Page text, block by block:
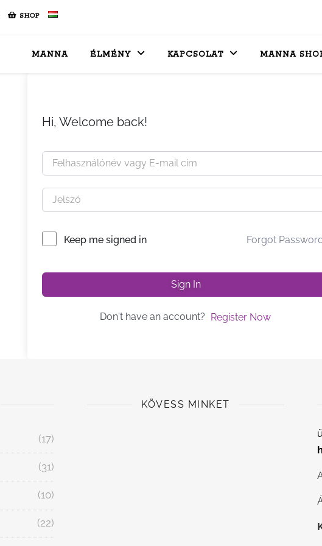
SHOP
MANNA ÉLMÉNY KAPCSOLAT MANNA
Hi, Welcome back!
Keep me signed in Forgot
Sign In
Don't have an account? Register Now
(17)
(31)
(10)
(22)
KÖVESS MINKET